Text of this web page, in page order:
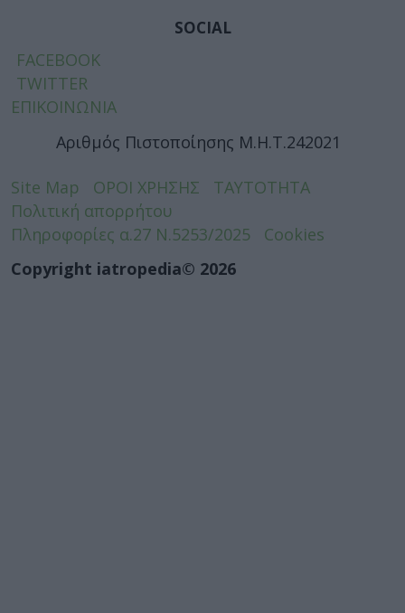
SOCIAL
FACEBOOK
TWITTER
ΕΠΙΚΟΙΝΩΝΙΑ
Αριθμός Πιστοποίησης Μ.Η.Τ.242021
Site Map ΟΡΟΙ ΧΡΗΣΗΣ
ΤΑΥΤΟΤΗΤΑ
Πολιτική απορρήτου
Πληροφορίες α.27 Ν.5253/2025
Cookies
Copyright iatropedia© 2026